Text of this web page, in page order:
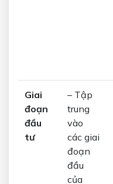
Giai
đoạn
đầu
tư
– Tập
trung
vào
các giai
đoạn
đầu
của